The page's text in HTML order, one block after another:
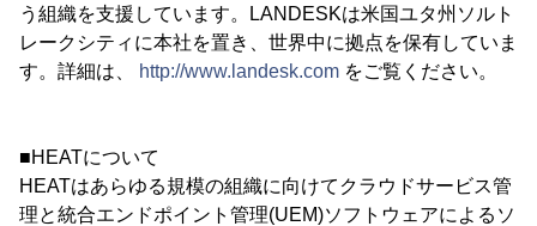
う組織を支援しています。LANDESKは米国ユタ州ソルト
レークシティに本社を置き、世界中に拠点を保有していま
す。詳細は、
http://www.landesk.com をご覧ください。
■HEATについて
HEATはあらゆる規模の組織に向けてクラウドサービス管
理と統合エンドポイント管理(UEM)ソフトウェアによるソ